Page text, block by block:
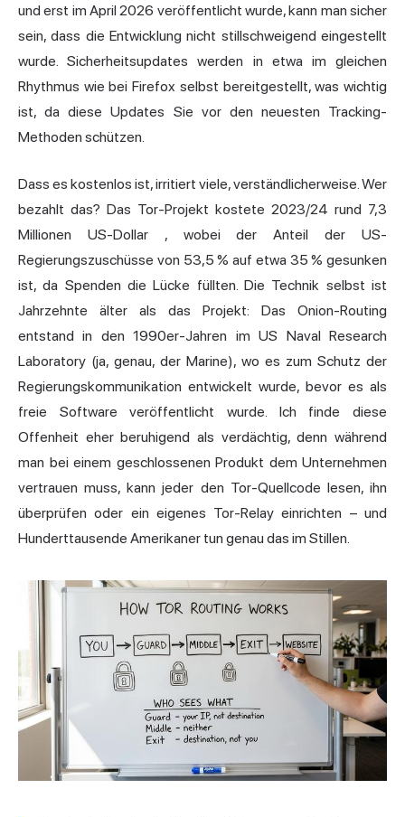
und erst im April 2026 veröffentlicht wurde, kann man sicher
sein, dass die Entwicklung nicht stillschweigend eingestellt
wurde. Sicherheitsupdates werden in etwa im gleichen
Rhythmus wie bei Firefox selbst bereitgestellt, was wichtig
ist, da diese Updates Sie vor den neuesten Tracking-
Methoden schützen.
Dass es kostenlos ist, irritiert viele, verständlicherweise. Wer
bezahlt das? Das Tor-Projekt kostete 2023/24 rund 7,3
Millionen US-Dollar, wobei der Anteil der US-
Regierungszuschüsse von 53,5 % auf etwa 35 % gesunken
ist, da Spenden die Lücke füllten. Die Technik selbst ist
Jahrzehnte älter als das Projekt: Das Onion-Routing
entstand in den 1990er-Jahren im US Naval Research
Laboratory (ja, genau, der Marine), wo es zum Schutz der
Regierungskommunikation entwickelt wurde, bevor es als
freie Software veröffentlicht wurde. Ich finde diese
Offenheit eher beruhigend als verdächtig, denn während
man bei einem geschlossenen Produkt dem Unternehmen
vertrauen muss, kann jeder den Tor-Quellcode lesen, ihn
überprüfen oder ein eigenes Tor-Relay einrichten – und
Hunderttausende Amerikaner tun genau das im Stillen.